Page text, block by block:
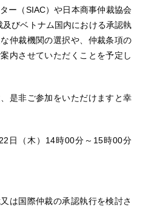
ー（SIAC）や日本商事仲裁協会
及びベトナム国内における承認執
仲裁機関の選択や、仲裁条項の
内させていただくことを予定し
是非ご参加をいただけますと幸
日（木）14時00分～15時00分
は国際仲裁の承認執行を検討さ